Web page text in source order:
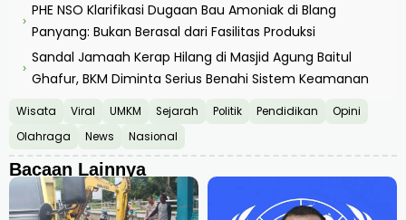
›
PHE NSO Klarifikasi Dugaan Bau Amoniak di Blang
Panyang: Bukan Berasal dari Fasilitas Produksi
›
Sandal Jamaah Kerap Hilang di Masjid Agung Baitul
Ghafur, BKM Diminta Serius Benahi Sistem Keamanan
Wisata Viral UMKM Sejarah Politik Pendidikan
Opini
Olahraga
News Nasional
Bacaan Lainnya